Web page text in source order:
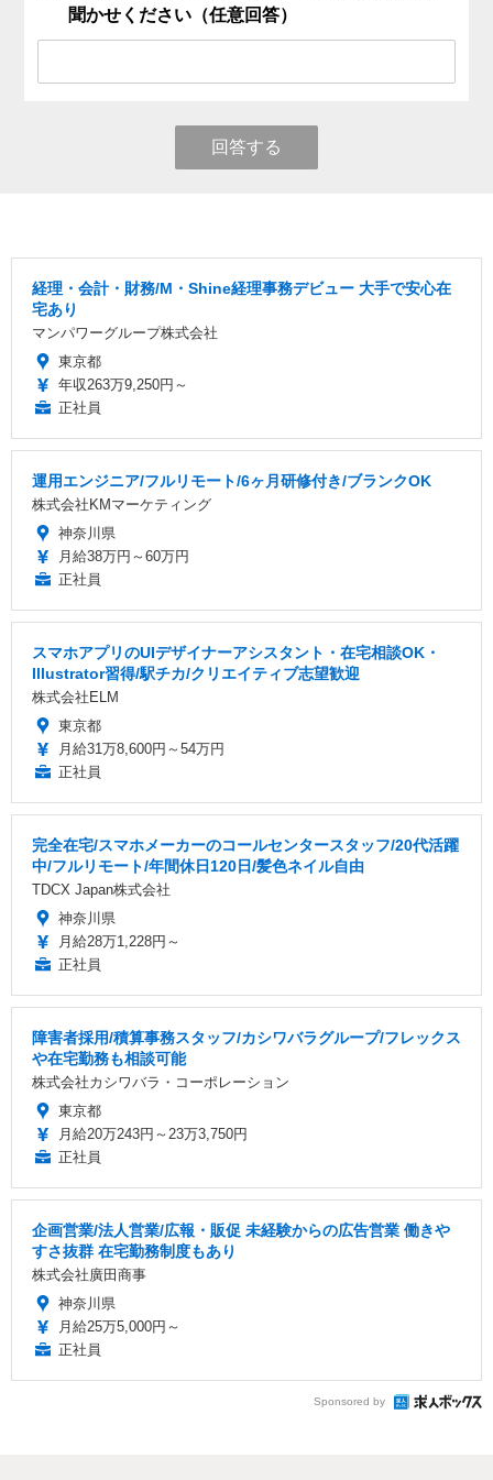
聞かせください（任意回答）
回答する
経理・会計・財務/M・Shine経理事務デビュー 大手で安心在
宅あり
マンパワーグループ株式会社
東京都
年収263万9,250円～
正社員
運用エンジニア/フルリモート/6ヶ月研修付き/ブランクOK
株式会社KMマーケティング
神奈川県
月給38万円～60万円
正社員
スマホアプリのUIデザイナーアシスタント・在宅相談OK・
Illustrator習得/駅チカ/クリエイティブ志望歓迎
株式会社ELM
東京都
月給31万8,600円～54万円
正社員
完全在宅/スマホメーカーのコールセンタースタッフ/20代活躍
中/フルリモート/年間休日120日/髪色ネイル自由
TDCX Japan株式会社
神奈川県
月給28万1,228円～
正社員
障害者採用/積算事務スタッフ/カシワバラグループ/フレックス
や在宅勤務も相談可能
株式会社カシワバラ・コーポレーション
東京都
月給20万243円～23万3,750円
正社員
企画営業/法人営業/広報・販促 未経験からの広告営業 働きや
すさ抜群 在宅勤務制度もあり
株式会社廣田商事
神奈川県
月給25万5,000円～
正社員
Sponsored by